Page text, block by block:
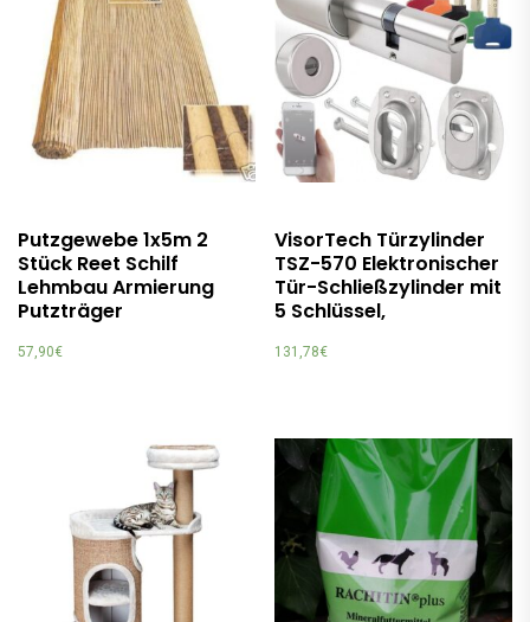
Putzgewebe 1x5m 2
Stück Reet Schilf
Lehmbau Armierung
Putzträger
57,90€
VisorTech Türzylinder
TSZ-570 Elektronischer
Tür-Schließzylinder mit
5 Schlüssel,
131,78€